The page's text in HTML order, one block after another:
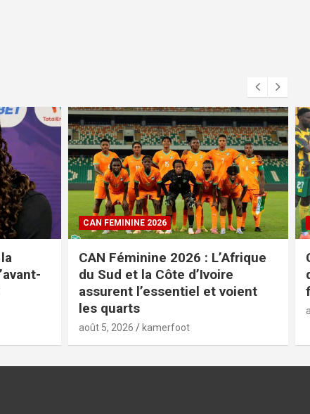
COUPE DU CAMEROUN
Coupe du Cameroun : les clubs
qualifiés pour les quarts de
finale
août 5, 2026